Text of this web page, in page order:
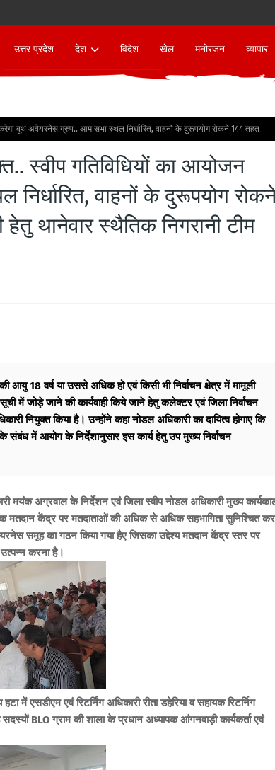
उत्तर प्रदेश देश विदेश खेल मनोरंजन व्यापार
बूथ अवेयरनेस ग्रुप.. आम सभा स्थल निर्धारित, वाहनों के दुरूपयोग रोकने 144 तहत
स्वीप गतिविधियों का आयोजन
वाहनों के दुरूपयोग
थानेवार स्थैतिक निगरानी टीम
आयु 18 वर्ष या उससे अधिक हो एवं किसी भी निर्वाचन क्षेत्र में मामूली
में जोड़े जाने की कार्यवाही किये जाने हेतु कलेक्टर एवं जिला निर्वाचन
नियुक्त किया है। उन्होंने कहा नोडल अधिकारी का दायित्व होगाए कि
में आयोग के निर्देशानुसार इस कार्य हेतु उप मुख्य निर्वाचन
मयंक अग्रवाल के निर्देशन एवं जिला स्वीप नोडल अधिकारी मुख्य
मतदान केंद्र पर मतदाताओं की अधिक से अधिक सहभागिता सुनिश्चित
समूह का गठन किया गया हैए जिसका उद्देश्य मतदान केंद्र स्तर पर
करना है।
एसडीएम एवं रिटर्निंग अधिकारी रीता डहेरिया व सहायक रिटर्निग
BLO ग्राम की शाला के प्रधान अध्यापक आंगनवाड़ी कार्यकर्ता एवं